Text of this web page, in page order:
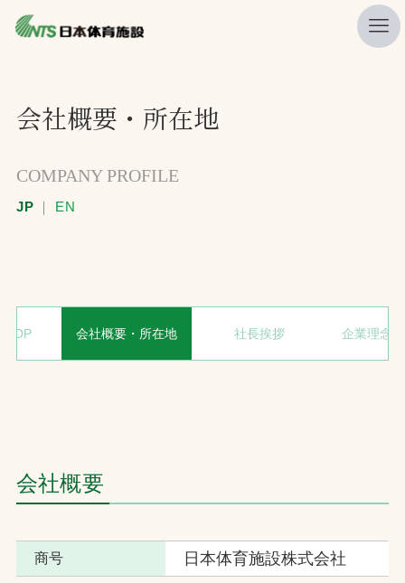
ニュース
レポート
会社概要
お取引先の皆様へ
ソーシャルメディアポリシー
会社概要・所在地
COMPANY PROFILE
JP ｜ EN
TOP 会社概要・所在地 社長挨拶 企業理念
会社概要
商号 日本体育施設株式会社